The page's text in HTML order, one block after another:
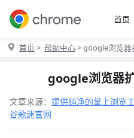
首页
首页 > 帮助中心> google浏览器
google浏览器
文章来源： 提供纯净的掌上浏览
谷歌迷官网